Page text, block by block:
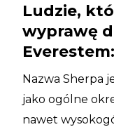
Ludzie,
wyprawę
Nazwa Sherpa
jako ogólne
nawet